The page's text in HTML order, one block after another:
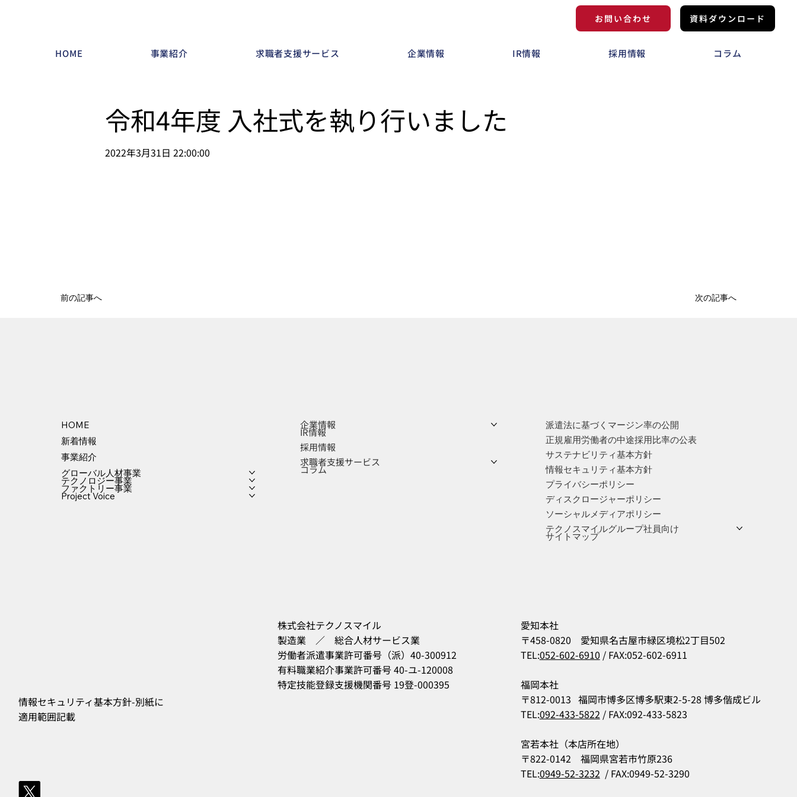
お問い合わせ 資料ダウンロード
HOME 事業紹介 求職者支援サービス 企業情報 IR情報 採用情報 コラム
令和4年度 入社式を執り行いました
2022年3月31日 22:00:00
前の記事へ 次の記事へ
HOME
新着情報
事業紹介
グローバル人材事業
テクノロジー事業
ファクトリー事業
Project Voice
企業情報
IR情報
採用情報
求職者支援サービス
コラム
派遣法に基づくマージン率の公開
正規雇用労働者の中途採用比率の公表
サステナビリティ基本方針
情報セキュリティ基本方針
プライバシーポリシー
ディスクロージャーポリシー
ソーシャルメディアポリシー
テクノスマイルグループ社員向け
サイトマップ
情報セキュリティ基本方針-別紙に
​適用範囲記載
株式会社テクノスマイル
製造業 ／ 総合人材サービス業
労働者派遣事業許可番号（派）40-300912
有料職業紹介事業許可番号 40-ユ-120008
特定技能登録支援機関番号 19登-000395
愛知本社
〒458-0820 愛知県名古屋市緑区境松2丁目502
TEL:052-602-6910 / FAX:052-602-6911
福岡本社
〒812-0013 福岡市博多区博多駅東2-5-28 博多偕成ビル
TEL:092-433-5822 / FAX:092-433-5823
宮若本社（本店所在地）
〒822-0142 福岡県宮若市竹原236
TEL:0949-52-3232 / FAX:0949-52-3290